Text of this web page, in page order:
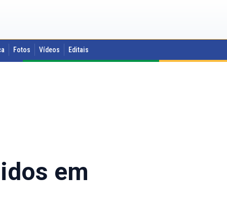
Fotos Vídeos Editais
em